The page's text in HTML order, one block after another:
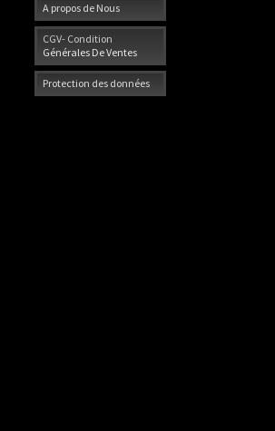
A propos de Nous
CGV- Condition
Générales De Ventes
Protection des données